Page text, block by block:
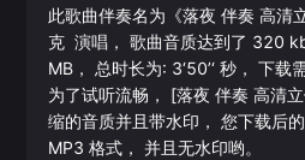
此歌曲伴奏名为《落夜 伴奏 高清
克 演唱， 歌曲音质达到了 320
MB， 总时长为: 3‘50’‘秒， 下载
为了试听流畅， [落夜 伴奏 高清
缩的音质并且带水印， 您下载后
MP3 格式， 并且无水印哟。